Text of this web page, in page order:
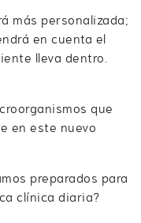
más personalizada;
en cuenta el
lleva dentro.
que
en este nuevo
preparados para
clínica diaria?